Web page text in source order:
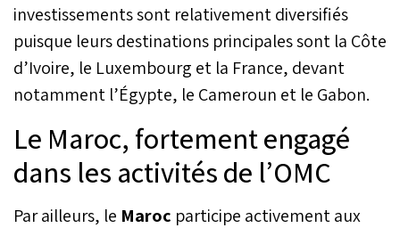
investissements sont relativement diversifiés
puisque leurs destinations principales sont la Côte
d’Ivoire, le Luxembourg et la France, devant
notamment l’Égypte, le Cameroun et le Gabon.
Le Maroc, fortement engagé
dans les activités de l’OMC
Par ailleurs, le Maroc participe activement aux